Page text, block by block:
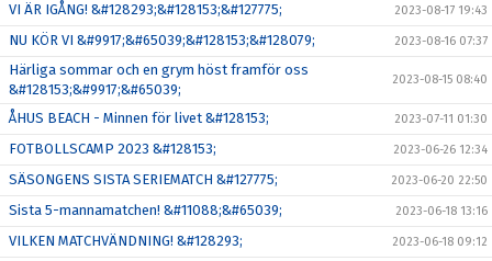
VI ÄR IGÅNG! &#128293;&#128153;&#127775; 2023-08-17 19:43
NU KÖR VI &#9917;&#65039;&#128153;&#128079; 2023-08-16 07:37
Härliga sommar och en grym höst framför oss
&#128153;&#9917;&#65039;
2023-08-15 08:40
ÅHUS BEACH - Minnen för livet &#128153; 2023-07-11 01:30
FOTBOLLSCAMP 2023 &#128153; 2023-06-26 12:34
SÄSONGENS SISTA SERIEMATCH &#127775; 2023-06-20 22:50
Sista 5-mannamatchen! &#11088;&#65039; 2023-06-18 13:16
VILKEN MATCHVÄNDNING! &#128293; 2023-06-18 09:12